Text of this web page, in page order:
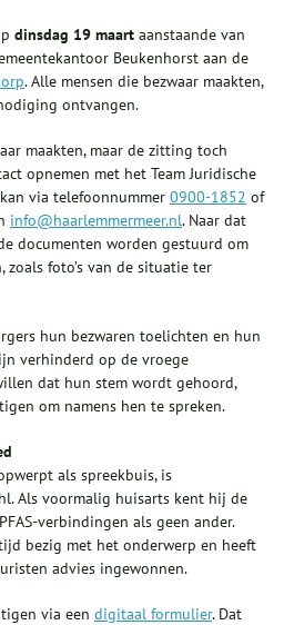
dinsdag 19 maart aanstaande van
Beukenhorst aan de
. Alle mensen die bezwaar maakten,
ontvangen.
maakten, maar de zitting toch
opnemen met het Team Juridische
via telefoonnummer 0900-1852 of
info@haarlemmermeer.nl. Naar dat
documenten worden gestuurd om
foto’s van de situatie ter
hun bezwaren toelichten en hun
verhinderd op de vroege
dat hun stem wordt gehoord,
om namens hen te spreken.
als spreekbuis, is
Als voormalig huisarts kent hij de
verbindingen als geen ander.
bezig met het onderwerp en heeft
advies ingewonnen.
via een digitaal formulier. Dat